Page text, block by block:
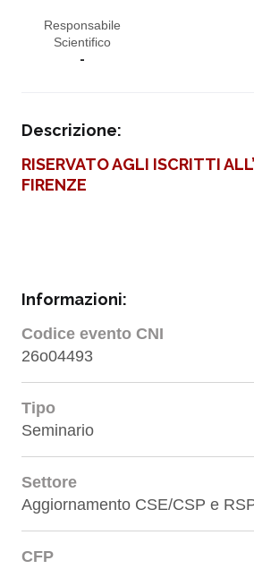
Responsabile
Scientifico
-
Descrizione:
RISERVATO AGLI ISCRITTI
FIRENZE
Informazioni:
Codice evento CNI
26o04493
Tipo
Seminario
Settore
Aggiornamento CSE/CSP e
CFP